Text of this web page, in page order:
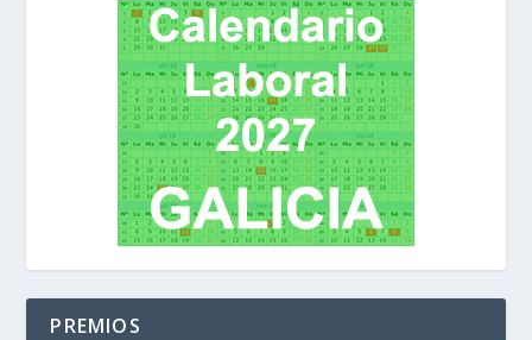
PREMIOS